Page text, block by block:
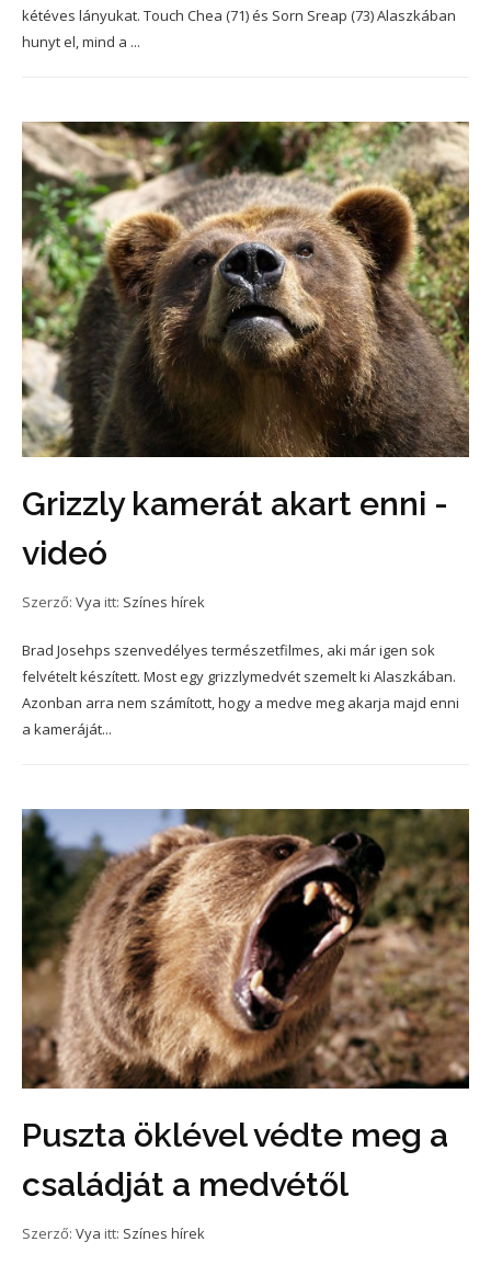
kétéves lányukat. Touch Chea (71) és Sorn Sreap (73) Alaszkában
hunyt el, mind a ...
Grizzly kamerát akart enni -
videó
Szerző: Vya itt: Színes hírek
Brad Josehps szenvedélyes természetfilmes, aki már igen sok
felvételt készített. Most egy grizzlymedvét szemelt ki Alaszkában.
Azonban arra nem számított, hogy a medve meg akarja majd enni
a kameráját...
Puszta öklével védte meg a
családját a medvétől
Szerző: Vya itt: Színes hírek